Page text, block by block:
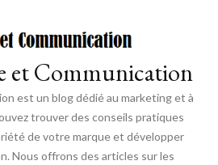
et Communication
est un blog dédié au marketing et à
trouver des conseils pratiques
de votre marque et développer
Nous offrons des articles sur les